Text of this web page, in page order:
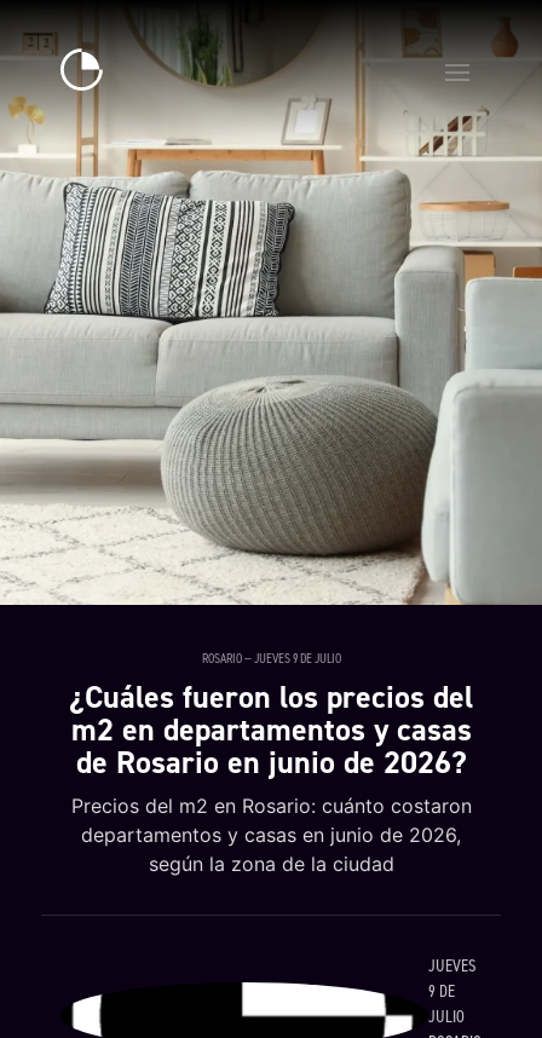
ROSARIO — JUEVES 9 DE JULIO
¿Cuáles fueron los precios del
m2 en departamentos y casas
de Rosario en junio de 2026?
Precios del m2 en Rosario: cuánto costaron
departamentos y casas en junio de 2026,
según la zona de la ciudad
JUEVES
9 DE
JULIO